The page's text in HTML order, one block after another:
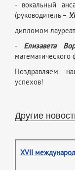
- вокальный
(руководитель –
дипломом
- Елизавета
математического
Поздравляем
успехов!
Другие
XVII